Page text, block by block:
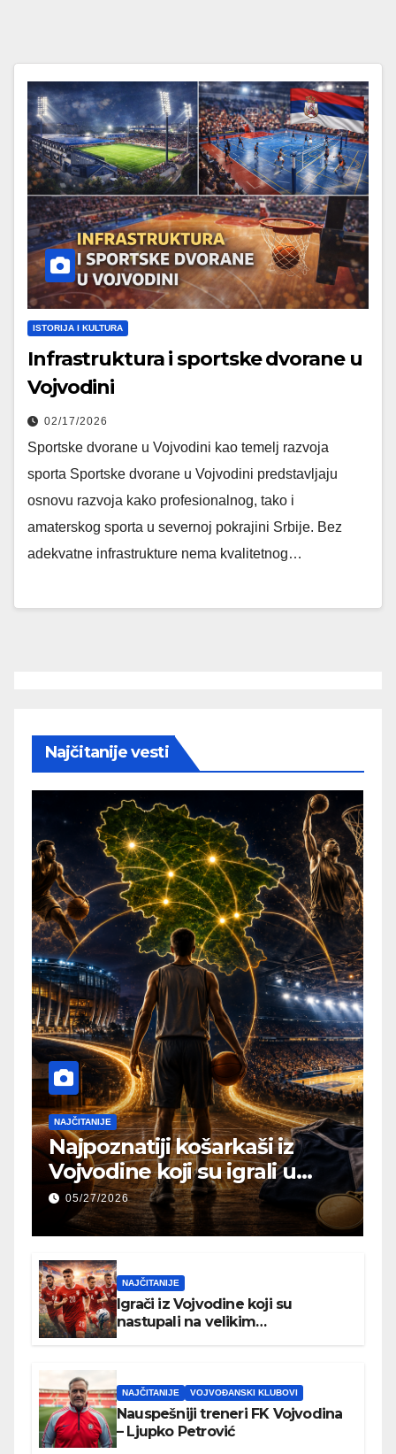
ISTORIJA I KULTURA
Infrastruktura i sportske dvorane u
Vojvodini
02/17/2026
Sportske dvorane u Vojvodini kao temelj razvoja
sporta Sportske dvorane u Vojvodini predstavljaju
osnovu razvoja kako profesionalnog, tako i
amaterskog sporta u severnoj pokrajini Srbije. Bez
adekvatne infrastrukture nema kvalitetnog…
Najčitanije vesti
NAJČITANIJE
Najpoznatiji košarkaši iz
Vojvodine koji su igrali u
NBA ili Evroligi
05/27/2026
NAJČITANIJE
Igrači iz Vojvodine koji su
nastupali na velikim
NAJČITANIJE VOJVOĐANSKI KLUBOVI
Nauspešniji treneri FK Vojvodina
– Ljupko Petrović